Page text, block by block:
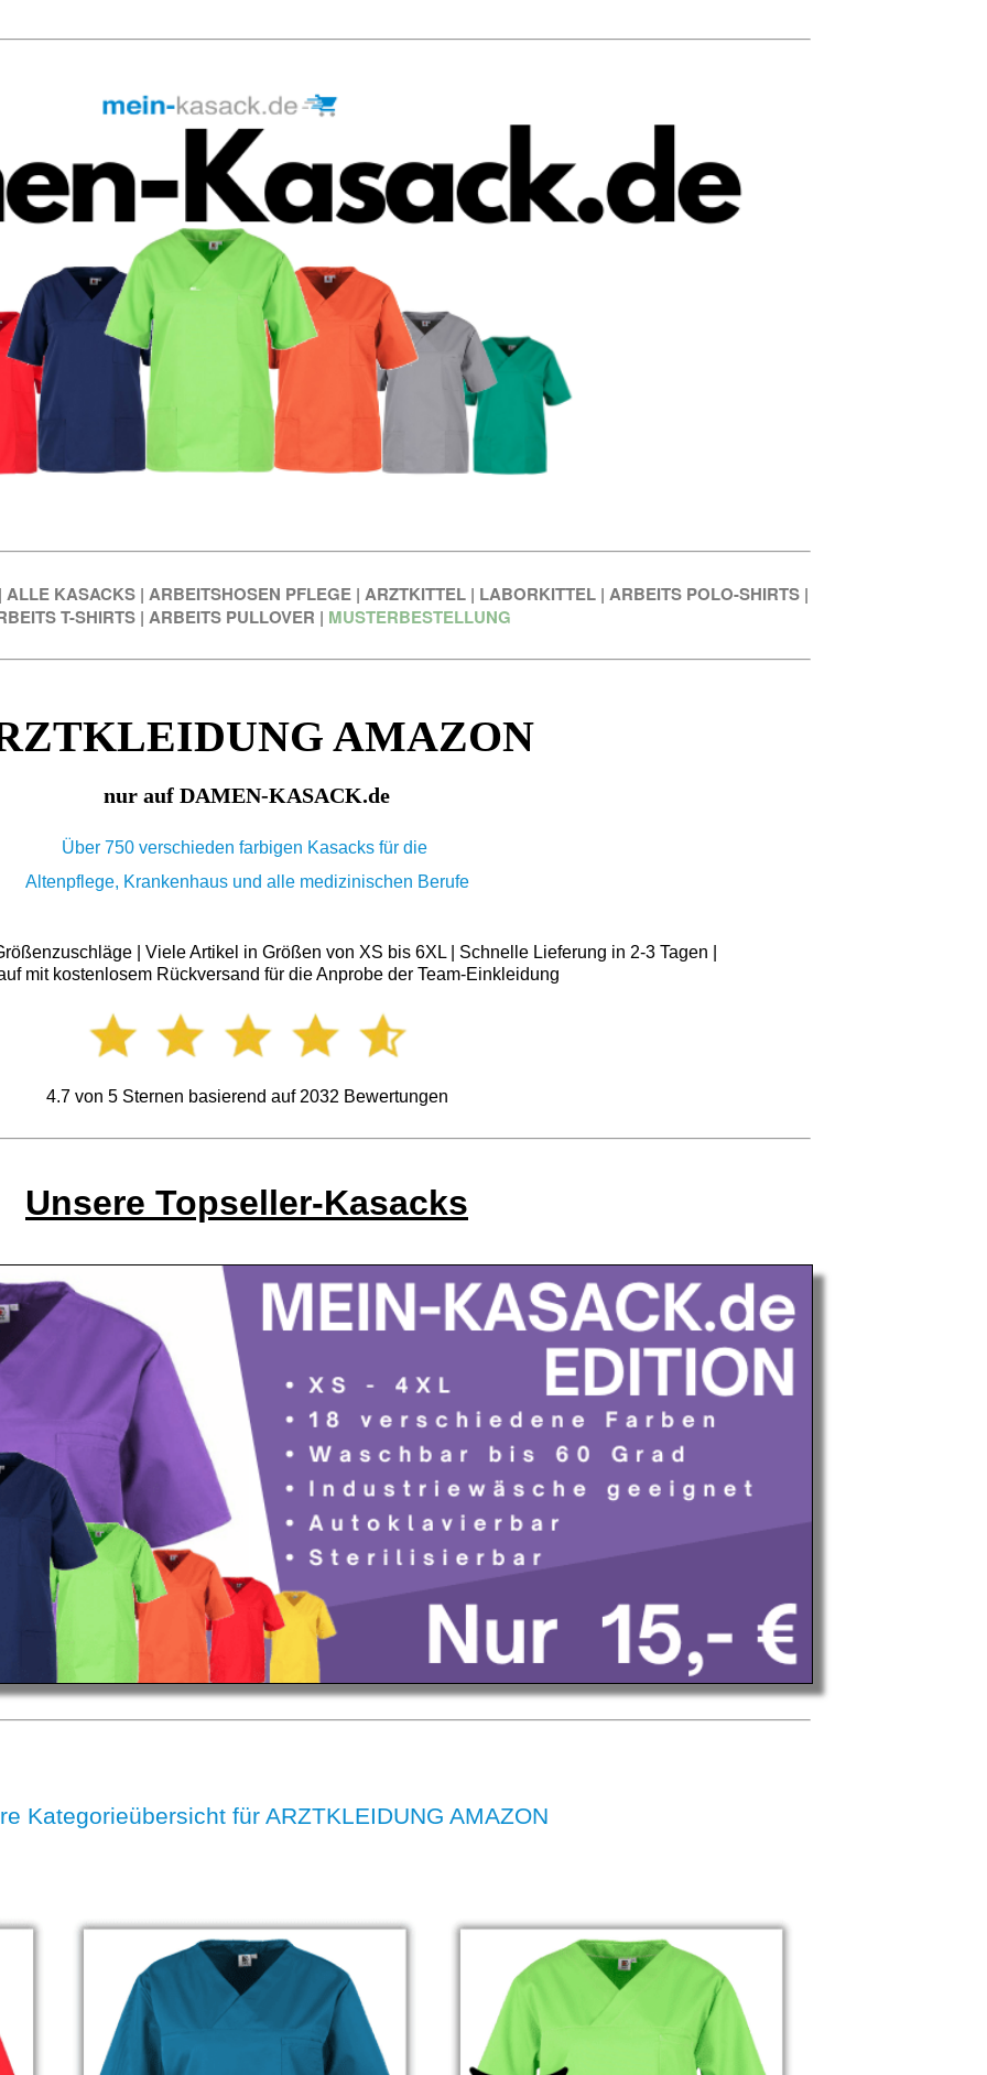
ALLE KASACKS | ARBEITSHOSEN PFLEGE | ARZTKITTEL | LABORKITTEL | ARBEITS POLO-SHIRTS |
T-SHIRTS | ARBEITS PULLOVER | MUSTERBESTELLUNG
AMAZON
nur auf DAMEN-KASACK.de
Über 750 verschieden farbigen Kasacks für die
Altenpflege, Krankenhaus und alle medizinischen Berufe
| Viele Artikel in Größen von XS bis 6XL | Schnelle Lieferung in 2-3 Tagen |
mit kostenlosem Rückversand für die Anprobe der Team-Einkleidung
4.7von 5Sternen basierend auf 2032 Bewertungen
Unsere Topseller-Kasacks
Kategorieübersicht für ARZTKLEIDUNG AMAZON